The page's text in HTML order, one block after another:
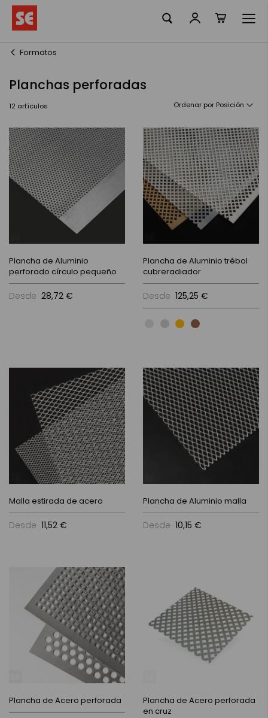
contenido
Formatos
Planchas perforadas
12 artículos Ordenar por
Plancha de Aluminio
perforado círculo pequeño
Desde 28,72 €
Plancha de Aluminio trébol
cubreradiador
Desde 125,25 €
Malla estirada de acero
Desde 11,52 €
Plancha de Aluminio malla
Desde 10,15 €
Plancha de Acero perforada
Plancha de Acero perforada
en cruz